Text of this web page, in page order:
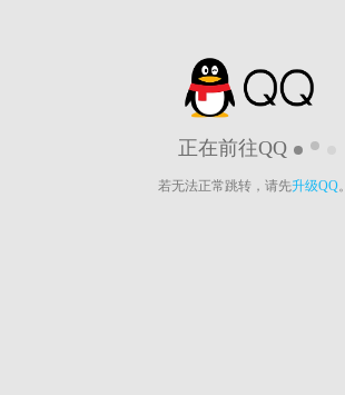
正在前往QQ
若无法正常跳转，请先升级QQ。